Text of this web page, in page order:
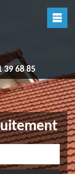
39 68 85